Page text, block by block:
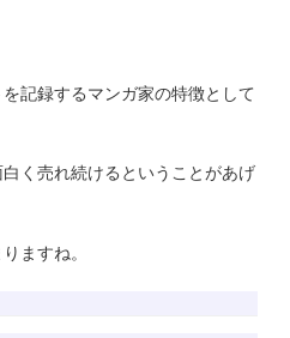
記録するマンガ家の特徴として
く売れ続けるということがあげ
ますね。